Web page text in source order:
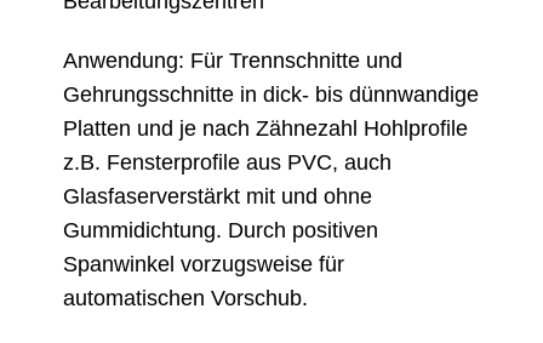
Anwendung: Für Trennschnitte und
Gehrungsschnitte in dick- bis dünnwandige
Platten und je nach Zähnezahl Hohlprofile
z.B. Fensterprofile aus PVC, auch
Glasfaserverstärkt mit und ohne
Gummidichtung. Durch positiven
Spanwinkel vorzugsweise für
automatischen Vorschub.